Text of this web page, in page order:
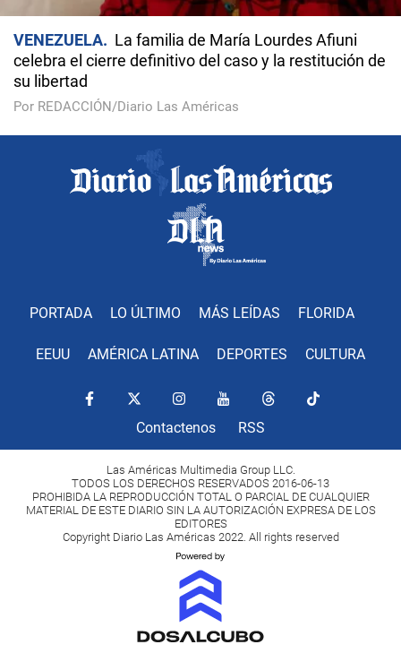
VENEZUELA
La familia de María Lourdes Afiuni
celebra el cierre definitivo del caso y la restitución de
su libertad
Por REDACCIÓN/Diario Las Américas
PORTADA LO ÚLTIMO MÁS LEÍDAS FLORIDA
EEUU AMÉRICA LATINA DEPORTES CULTURA
Contactenos RSS
Las Américas Multimedia Group LLC.
TODOS LOS DERECHOS RESERVADOS 2016-06-13
PROHIBIDA LA REPRODUCCIÓN TOTAL O PARCIAL DE CUALQUIER
MATERIAL DE ESTE DIARIO SIN LA AUTORIZACIÓN EXPRESA DE LOS
EDITORES
Copyright Diario Las Américas 2022. All rights reserved